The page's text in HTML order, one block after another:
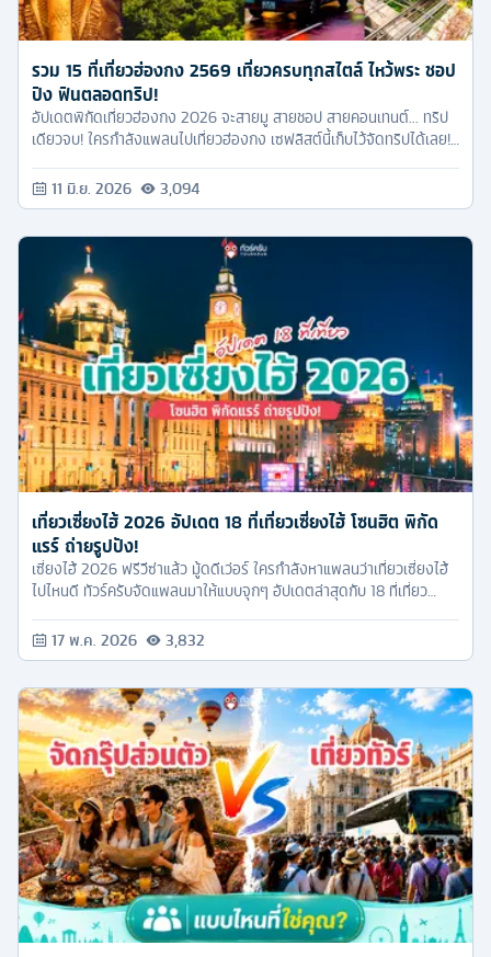
รวม 15 ที่เที่ยวฮ่องกง 2569 เที่ยวครบทุกสไตล์ ไหว้พระ ชอป
ปิง ฟินตลอดทริป!
อัปเดตพิกัดเที่ยวฮ่องกง 2026 จะสายมู สายชอป สายคอนเทนต์... ทริป
เดียวจบ! ใครกำลังแพลนไปเที่ยวฮ่องกง เซฟลิสต์นี้เก็บไว้จัดทริปได้เลย!
11 มิ.ย. 2026 3,094
เที่ยวเซี่ยงไฮ้ 2026 อัปเดต 18 ที่เที่ยวเซี่ยงไฮ้ โซนฮิต พิกัด
แรร์ ถ่ายรูปปัง!
เซี่ยงไฮ้ 2026 ฟรีวีซ่าแล้ว มู้ดดีเว่อร์ ใครกำลังหาแพลนว่าเที่ยวเซี่ยงไฮ้
ไปไหนดี ทัวร์ครับจัดแพลนมาให้แบบจุกๆ อัปเดตล่าสุดกับ 18 ที่เที่ยว
17 พ.ค. 2026 3,832